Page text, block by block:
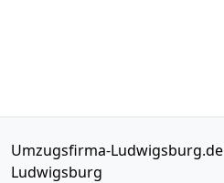
Umzugsfirma-Ludwigsburg.de
Ludwigsburg